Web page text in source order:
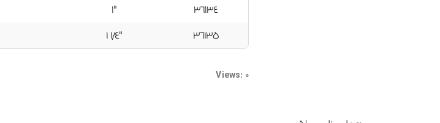
۳٦۱۳٤
۱"
۳٦۱۳٥
۱ ۱/٤"
Views: 0